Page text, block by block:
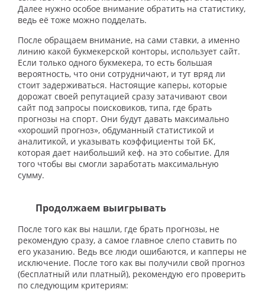
Далее нужно особое внимание обратить на статистику,
ведь её тоже можно подделать.
После обращаем внимание, на сами ставки, а именно
линию какой букмекерской конторы, использует сайт.
Если только одного букмекера, то есть большая
вероятность, что они сотрудничают, и тут вряд ли
стоит задерживаться. Настоящие каперы, которые
дорожат своей репутацией сразу затачивают свои
сайт под запросы поисковиков, типа, где брать
прогнозы на спорт. Они будут давать максимально
«хороший прогноз», обдуманный статистикой и
аналитикой, и указывать коэффициенты той БК,
которая дает наибольший кеф. на это событие. Для
того чтобы вы смогли заработать максимальную
сумму.
Продолжаем выигрывать
После того как вы нашли, где брать прогнозы, не
рекомендую сразу, а самое главное слепо ставить по
его указанию. Ведь все люди ошибаются, и капперы не
исключение. После того как вы получили свой прогноз
(бесплатный или платный), рекомендую его проверить
по следующим критериям: